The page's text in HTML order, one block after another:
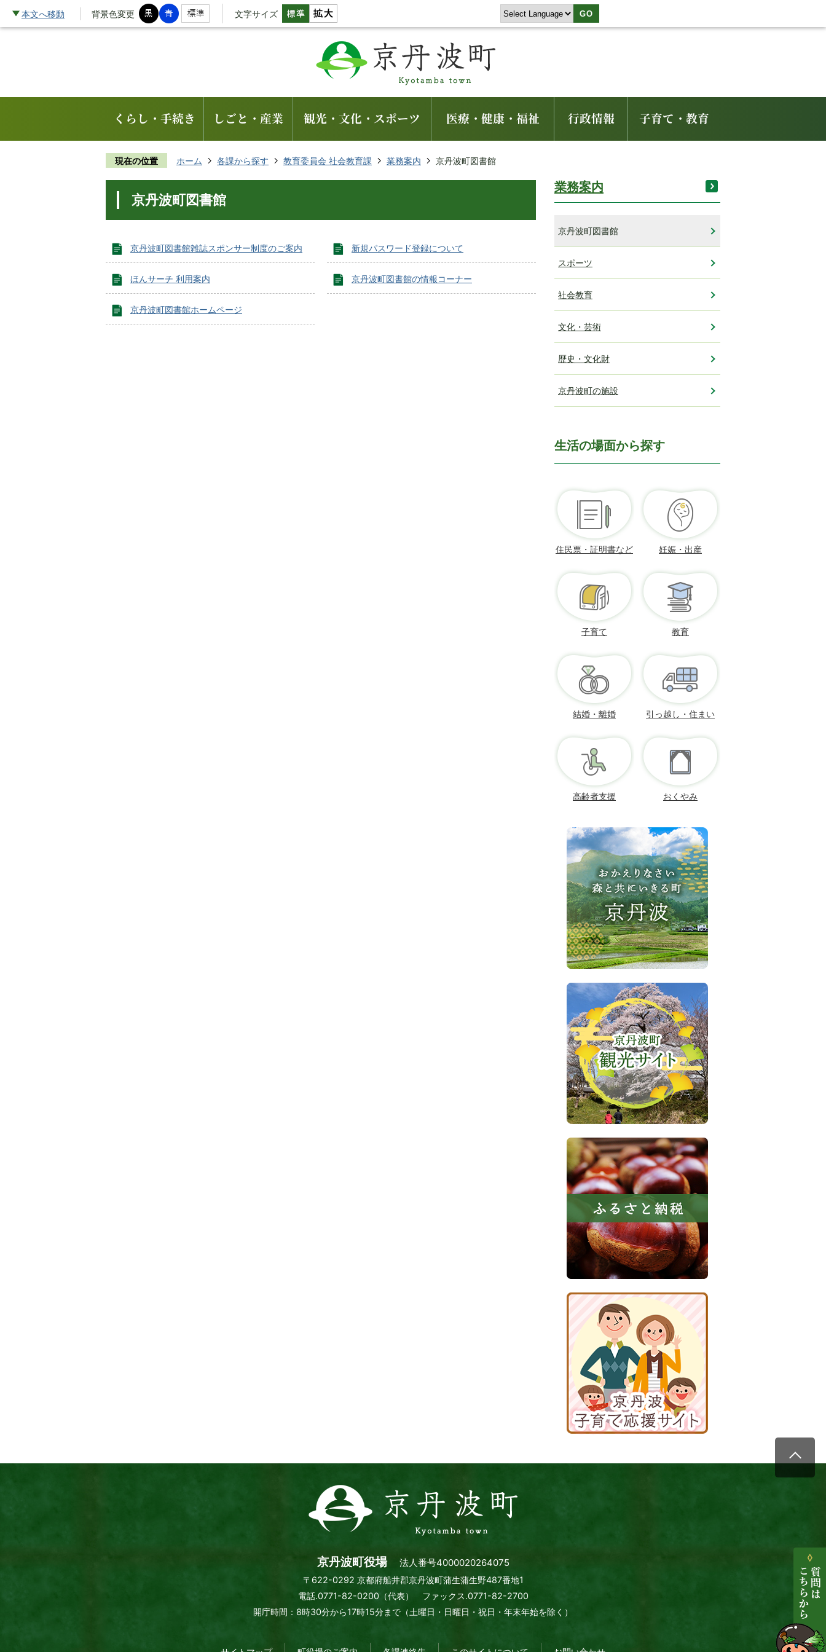
本文へ移動 背景色変更 文字サイズ GO
くらし・手続き しごと・産業 観光・文化・スポーツ 医療・健康・福祉 行政情報 子育て・教育
現在の位置 ホーム 各課から探す 教育委員会 社会教育課 業務案内 京丹波町図書館
京丹波町図書館
京丹波町図書館雑誌スポンサー制度のご案内 新規パスワード登録について
ほんサーチ 利用案内 京丹波町図書館の情報コーナー
京丹波町図書館ホームページ
業務案内
京丹波町図書館
スポーツ
社会教育
文化・芸術
歴史・文化財
京丹波町の施設
生活の場面から探す
住民票・証明書など 妊娠・出産
子育て 教育
結婚・離婚 引っ越し・住まい
高齢者支援 おくやみ
お
か
え
り
な
さ
い、
森
と
共
に
き
町
京
丹
波
京
波
町
観
光
サ
イ
ト
ふ
さ
と
納
京
応
イ
ト
丹
波
京丹波町役場 法人番号4000020264075
〒622-0292 京都府船井郡京丹波町蒲生蒲生野487番地1
電話.0771-82-0200（代表） ファックス.0771-82-2700
開庁時間：8時30分から17時15分まで （土曜日・日曜日・祝日・年末年始を除く）